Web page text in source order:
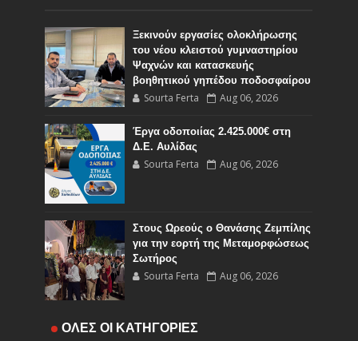
Ξεκινούν εργασίες ολοκλήρωσης
του νέου κλειστού γυμναστηρίου
Ψαχνών και κατασκευής
βοηθητικού γηπέδου ποδοσφαίρου
Sourta Ferta Aug 06, 2026
Έργα οδοποιίας 2.425.000€ στη
Δ.Ε. Αυλίδας
Sourta Ferta Aug 06, 2026
Στους Ωρεούς ο Θανάσης Ζεμπίλης
για την εορτή της Μεταμορφώσεως
Σωτήρος
Sourta Ferta Aug 06, 2026
Έναρξη εργασιών του Υποέργου 1
ΟΛΕΣ ΟΙ ΚΑΤΗΓΟΡΙΕΣ